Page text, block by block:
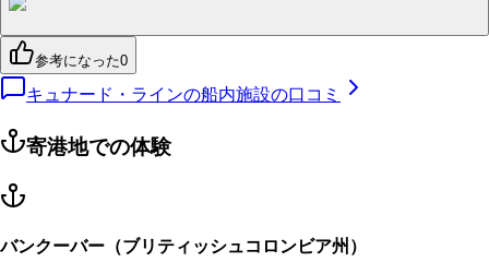
参考になった0
キュナード・ラインの船内施設の口コミ
寄港地での体験
バンクーバー（ブリティッシュコロンビア州）